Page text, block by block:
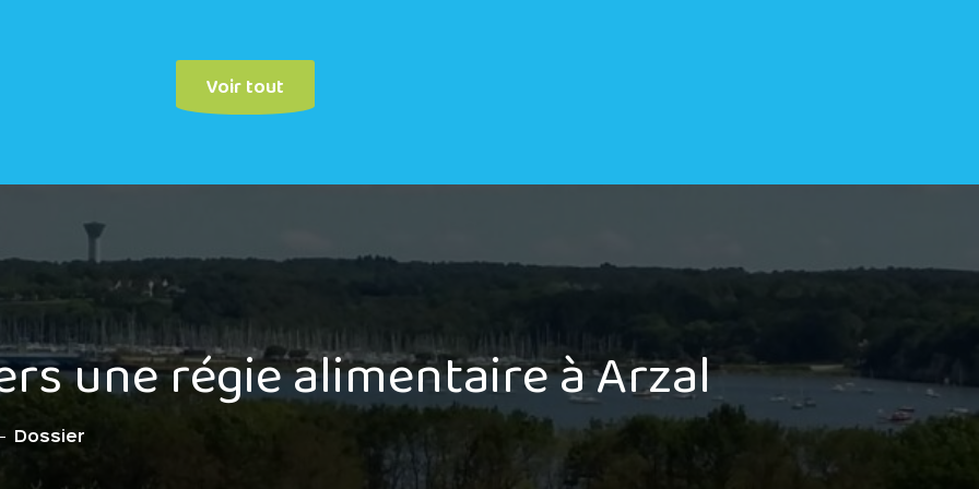
Voir tout
une régie alimentaire à Arzal
Dossier